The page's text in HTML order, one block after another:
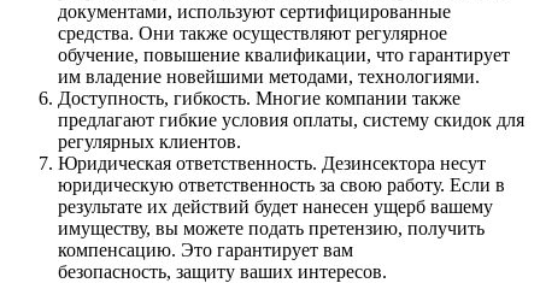
документами, используют сертифицированные
средства. Они также осуществляют регулярное
обучение, повышение квалификации, что гарантирует
им владение новейшими методами, технологиями.
Доступность, гибкость. Многие компании также
предлагают гибкие условия оплаты, систему скидок для
регулярных клиентов.
Юридическая ответственность. Дезинсектора несут
юридическую ответственность за свою работу. Если в
результате их действий будет нанесен ущерб вашему
имуществу, вы можете подать претензию, получить
компенсацию. Это гарантирует вам
безопасность, защиту ваших интересов.